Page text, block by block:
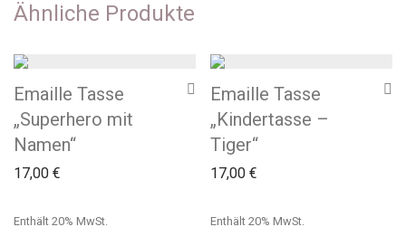
Ähnliche Produkte
Emaille Tasse
„Superhero mit
Namen“
17,00 €
Enthält 20% MwSt.
Emaille Tasse
„Kindertasse –
Tiger“
17,00 €
Enthält 20% MwSt.